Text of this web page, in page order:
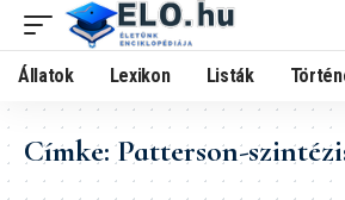
Állatok Lexikon Listák
Címke:Patterson-